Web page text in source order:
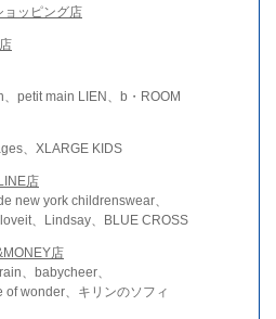
ョッピング店
petit main LIEN、b・ROOM
、XLARGE KIDS
店
new york childrenswear、
、Lindsay、BLUE CROSS
店
、babycheer、
wonder、キリンのソフィ